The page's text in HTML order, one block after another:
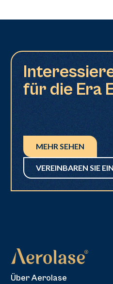
für die Era
MEHR SEHEN
VEREINBAREN SIE
Über Aerolase